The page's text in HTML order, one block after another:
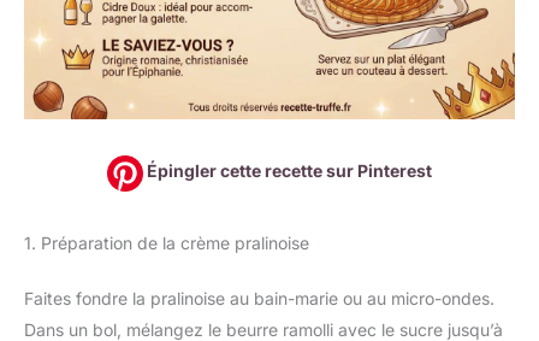
Épingler cette recette sur Pinterest
1. Préparation de la crème pralinoise
Faites fondre la pralinoise au bain-marie ou au micro-ondes.
Dans un bol, mélangez le beurre ramolli avec le sucre jusqu’à